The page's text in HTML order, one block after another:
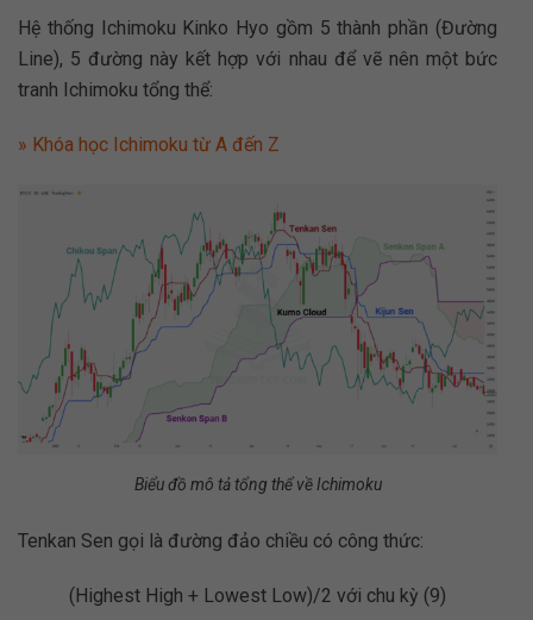
Hệ thống Ichimoku Kinko Hyo gồm 5 thành phần (Đường
Line), 5 đường này kết hợp với nhau để vẽ nên một bức
tranh Ichimoku tổng thể:
» Khóa học Ichimoku từ A đến Z
Biểu đồ mô tả tổng thể về Ichimoku
Tenkan Sen gọi là đường đảo chiều có công thức:
(Highest High + Lowest Low)/2 với chu kỳ (9)